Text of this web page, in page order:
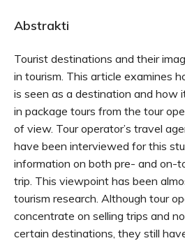
Abstrakti
Tourist destinations and their
in tourism. This article examines
is seen as a destination and how
in package tours from the tour
of view. Tour operator’s travel
have been interviewed for this
information on both pre- and on-
trip. This viewpoint has been
tourism research. Although tour
concentrate on selling trips and
certain destinations, they still